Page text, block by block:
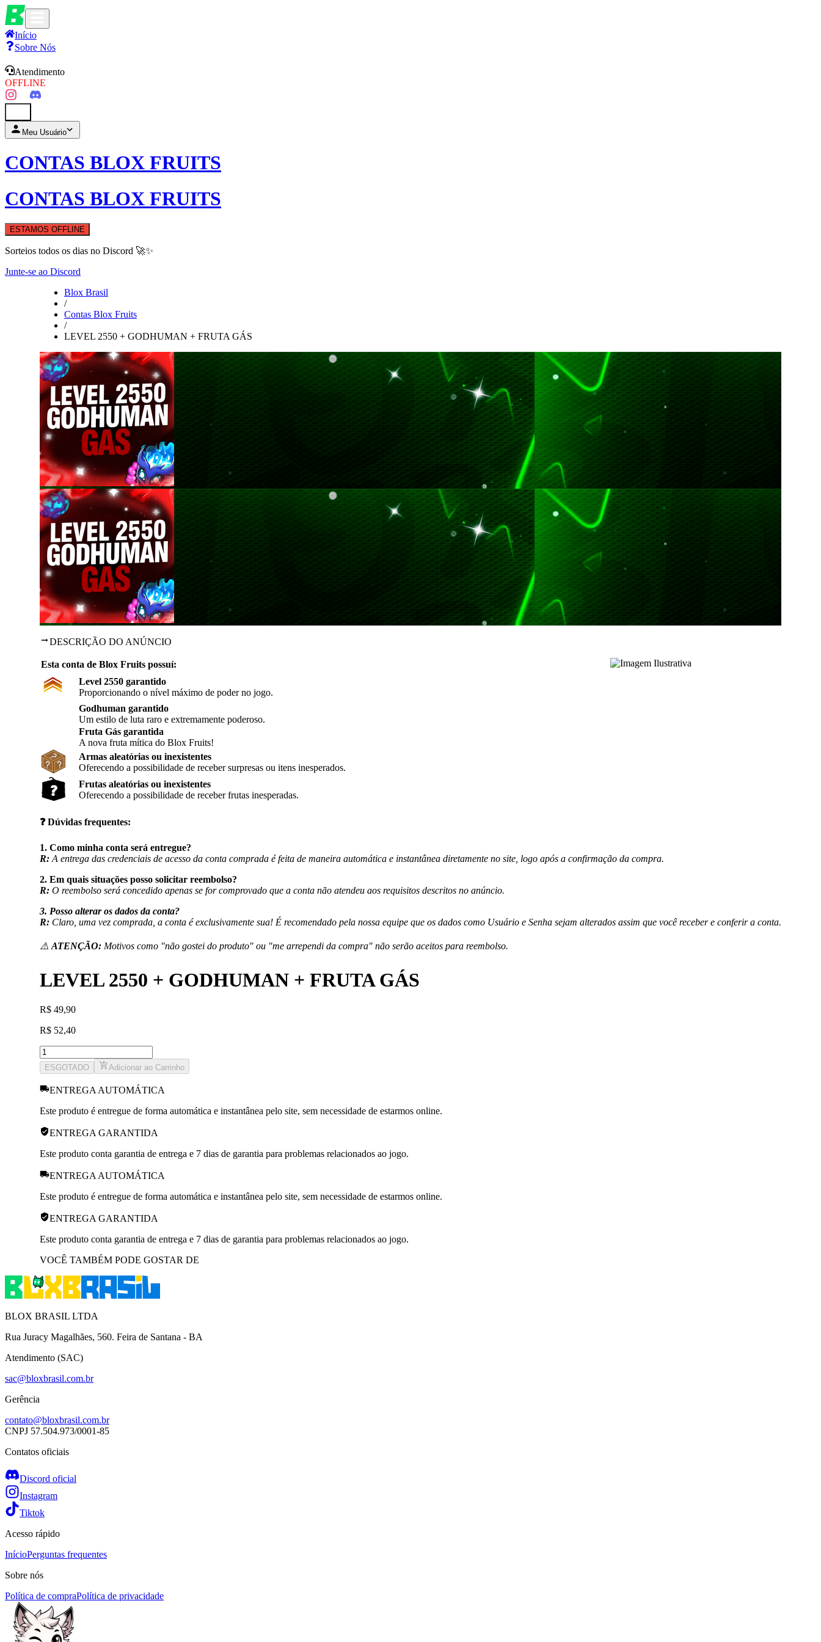
Início
Sobre Nós
Atendimento
OFFLINE
Meu Usuário
CONTAS BLOX FRUITS
CONTAS BLOX FRUITS
ESTAMOS OFFLINE
Sorteios todos os dias no Discord 🚀✨
Junte-se ao Discord
Blox Brasil
/
Contas Blox Fruits
/
LEVEL 2550 + GODHUMAN + FRUTA GÁS
DESCRIÇÃO DO ANÚNCIO
Esta conta de Blox Fruits possuí:
Level 2550 garantido
Proporcionando o nível máximo de poder no jogo.
Godhuman garantido
Um estilo de luta raro e extremamente poderoso.
Fruta Gás garantida
A nova fruta mítica do Blox Fruits!
Armas aleatórias ou inexistentes
Oferecendo a possibilidade de receber surpresas ou itens inesperados.
Frutas aleatórias ou inexistentes
Oferecendo a possibilidade de receber frutas inesperadas.
❓Dúvidas frequentes:
1. Como minha conta será entregue?
R: A entrega das credenciais de acesso da conta comprada é feita de maneira automática e instantânea diretamente no site, logo após a confirmação da compra.
2. Em quais situações posso solicitar reembolso?
R: O reembolso será concedido apenas se for comprovado que a conta não atendeu aos requisitos descritos no anúncio.
3. Posso alterar os dados da conta?
R: Claro, uma vez comprada, a conta é exclusivamente sua! É recomendado pela nossa equipe que os dados como Usuário e Senha sejam alterados assim que você receber e conferir a conta.
⚠️ ATENÇÃO: Motivos como "não gostei do produto" ou "me arrependi da compra" não serão aceitos para reembolso.
LEVEL 2550 + GODHUMAN + FRUTA GÁS
R$ 49,90
R$ 52,40
ESGOTADO Adicionar ao Carrinho
ENTREGA AUTOMÁTICA
Este produto é entregue de forma automática e instantânea pelo site, sem necessidade de estarmos online.
ENTREGA GARANTIDA
Este produto conta garantia de entrega e 7 dias de garantia para problemas relacionados ao jogo.
ENTREGA AUTOMÁTICA
Este produto é entregue de forma automática e instantânea pelo site, sem necessidade de estarmos online.
ENTREGA GARANTIDA
Este produto conta garantia de entrega e 7 dias de garantia para problemas relacionados ao jogo.
VOCÊ TAMBÉM PODE GOSTAR DE
BLOX BRASIL LTDA
Rua Juracy Magalhães, 560. Feira de Santana - BA
Atendimento (SAC)
sac@bloxbrasil.com.br
Gerência
contato@bloxbrasil.com.br
CNPJ 57.504.973/0001-85
Contatos oficiais
Discord oficial
Instagram
Tiktok
Acesso rápido
InícioPerguntas frequentes
Sobre nós
Política de compraPolítica de privacidade